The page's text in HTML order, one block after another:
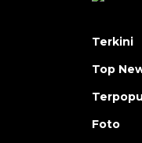
Terkini
Top
Foto